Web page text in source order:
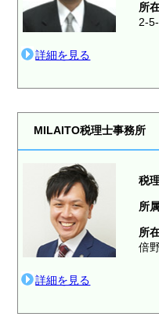
詳細を見る
所
2-
MILAITO税理士事務所
詳細を見る
税
所
所
倍